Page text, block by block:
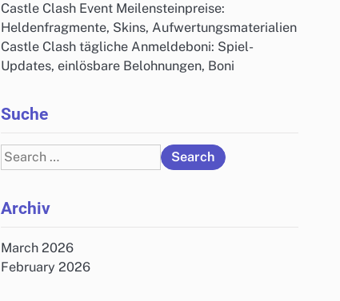
Castle Clash Event Meilensteinpreise:
Heldenfragmente, Skins, Aufwertungsmaterialien
Castle Clash tägliche Anmeldeboni: Spiel-
Updates, einlösbare Belohnungen, Boni
Suche
Search
for:
Archiv
March 2026
February 2026